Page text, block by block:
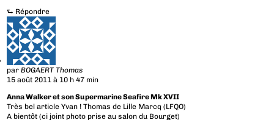
⮑ Répondre
parBOGAERT Thomas
15 août 2011 à 10 h 47 min
Anna Walker et son Supermarine Seafire Mk XVII
Très bel article Yvan ! Thomas de Lille Marcq (LFQO)
A bientôt (ci joint photo prise au salon du Bourget)